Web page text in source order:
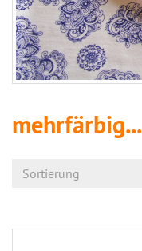
mehrfärbig...
Sortierung